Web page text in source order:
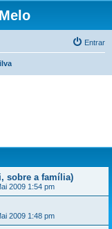
Entrar
sobre a família)
2009 1:54 pm
2009 1:48 pm